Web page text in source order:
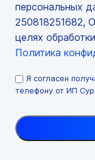
персональных
250818251682,
целях
Политика
Я согласен
телефону от ИП